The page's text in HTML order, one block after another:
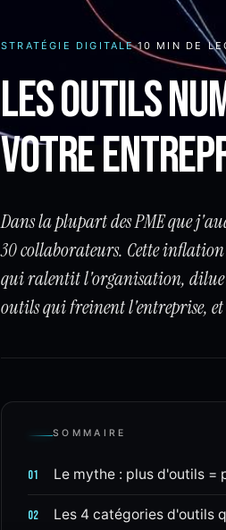
STRATÉGIE DIGITALE 10 MIN DE
Les outils
votre
Dans la plupart des PME que
30 collaborateurs. Cette inflation
qui ralentit l'organisation, dilue
outils qui freinent l'entreprise,
SOMMAIRE
01 Le mythe : plus d'outils =
02 Les 4 catégories d'outils